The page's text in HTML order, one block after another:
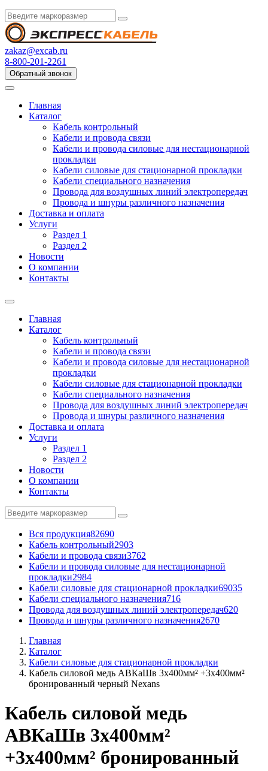
zakaz@excab.ru
8-800-201-2261
Обратный звонок
Главная
Каталог
Кабель контрольный
Кабели и провода связи
Кабели и провода силовые для нестационарной
прокладки
Кабели силовые для стационарной прокладки
Кабели специального назначения
Провода для воздушных линий электропередач
Провода и шнуры различного назначения
Доставка и оплата
Услуги
Раздел 1
Раздел 2
Новости
О компании
Контакты
Главная
Каталог
Кабель контрольный
Кабели и провода связи
Кабели и провода силовые для нестационарной
прокладки
Кабели силовые для стационарной прокладки
Кабели специального назначения
Провода для воздушных линий электропередач
Провода и шнуры различного назначения
Доставка и оплата
Услуги
Раздел 1
Раздел 2
Новости
О компании
Контакты
Вся продукция82690
Кабель контрольный2903
Кабели и провода связи3762
Кабели и провода силовые для нестационарной
прокладки2984
Кабели силовые для стационарной прокладки69035
Кабели специального назначения716
Провода для воздушных линий электропередач620
Провода и шнуры различного назначения2670
Главная
Каталог
Кабели силовые для стационарной прокладки
Кабель силовой медь АВКаШв 3x400мм² +3x400мм²
бронированный черный Nexans
Кабель силовой медь
АВКаШв 3x400мм²
+3x400мм² бронированный